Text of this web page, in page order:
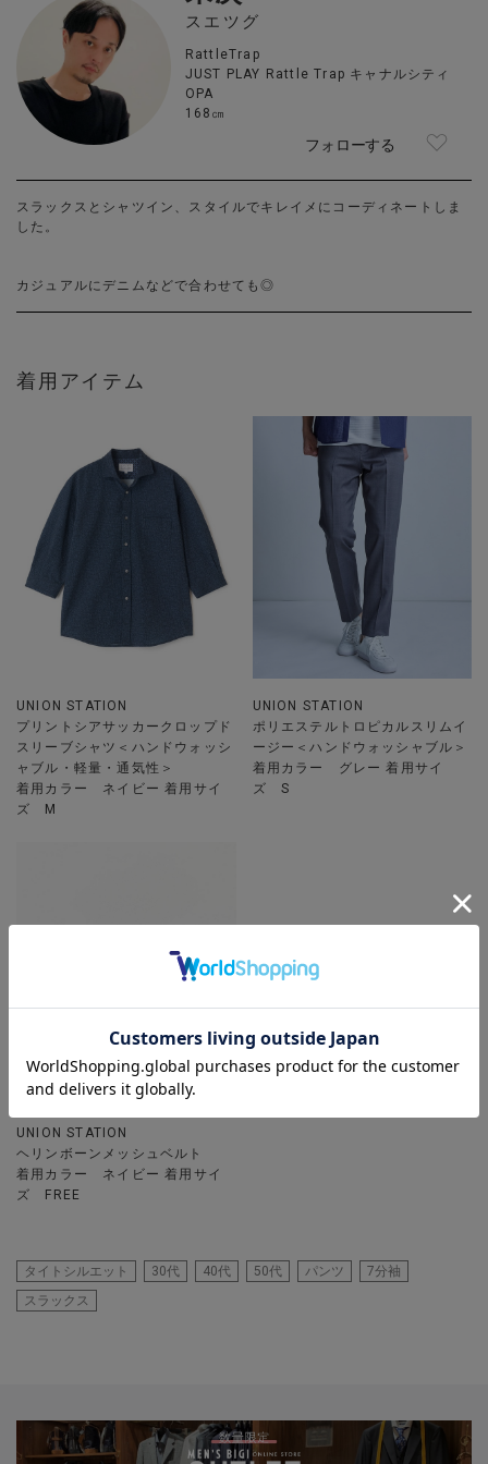
スエツグ
RattleTrap
JUST PLAY Rattle Trap キャナルシティ
OPA
168㎝
フォローする
スラックスとシャツイン、スタイルでキレイメにコーディネートしま
した。
カジュアルにデニムなどで合わせても◎
着用アイテム
UNION STATION
プリントシアサッカークロップド
スリーブシャツ＜ハンドウォッシ
ャブル・軽量・通気性＞
着用カラー ネイビー 着用サイ
ズ M
UNION STATION
ポリエステルトロピカルスリムイ
ージー＜ハンドウォッシャブル＞
着用カラー グレー 着用サイ
ズ S
UNION STATION
ヘリンボーンメッシュベルト
着用カラー ネイビー 着用サイ
ズ FREE
タイトシルエット 30代 40代 50代 パンツ
7分袖
スラックス